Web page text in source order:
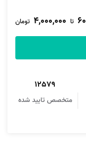
تا 4,000,000 تومان
12579
متخصص تایید شده